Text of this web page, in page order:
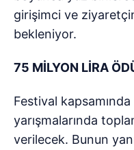
girişimci ve
bekleniyor.
75 MİLYON LİRA
Festival
yarışmalarında
verilecek. Bunun